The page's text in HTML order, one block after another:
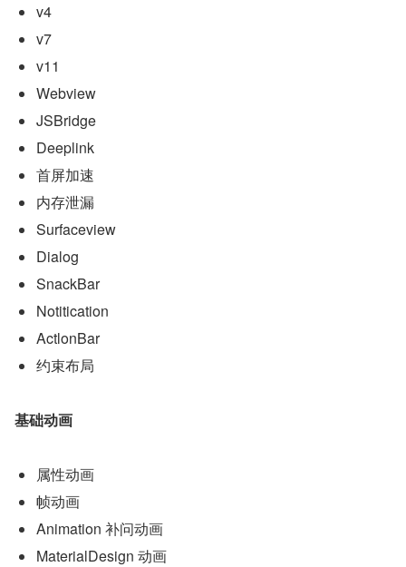
v4
v7
v11
Webview
JSBridge
Deeplink
首屏加速
内存泄漏
Surfaceview
Dialog
SnackBar
Notitication
ActlonBar
约束布局
基础动画
属性动画
帧动画
Animation 补问动画
MaterialDesign 动画